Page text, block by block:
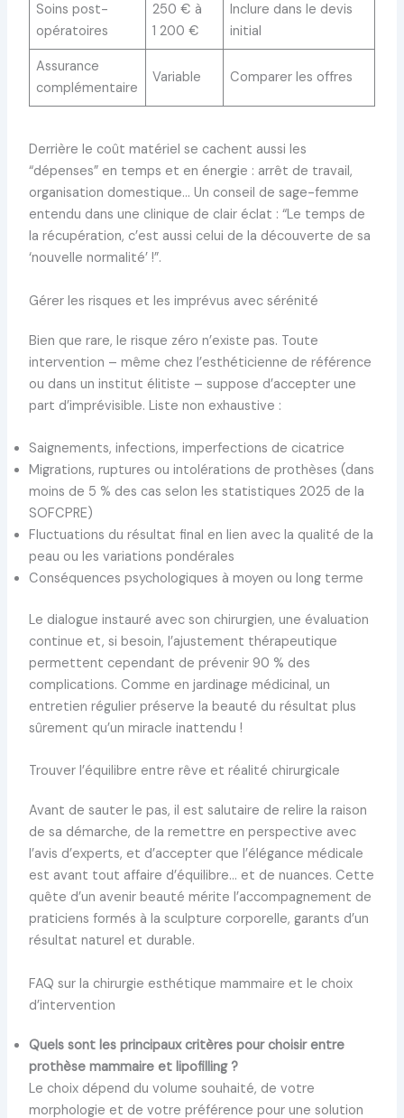
Soins post-
opératoires
250 € à
1 200 €
Inclure dans le devis
initial
Assurance
complémentaire
Variable Comparer les offres
Derrière le coût matériel se cachent aussi les
“dépenses” en temps et en énergie : arrêt de travail,
organisation domestique… Un conseil de sage-femme
entendu dans une clinique de clair éclat : “Le temps de
la récupération, c’est aussi celui de la découverte de sa
‘nouvelle normalité’ !”.
Gérer les risques et les imprévus avec sérénité
Bien que rare, le risque zéro n’existe pas. Toute
intervention – même chez l’esthéticienne de référence
ou dans un institut élitiste – suppose d’accepter une
part d’imprévisible. Liste non exhaustive :
Saignements, infections, imperfections de cicatrice
Migrations, ruptures ou intolérations de prothèses (dans
moins de 5 % des cas selon les statistiques 2025 de la
SOFCPRE)
Fluctuations du résultat final en lien avec la qualité de la
peau ou les variations pondérales
Conséquences psychologiques à moyen ou long terme
Le dialogue instauré avec son chirurgien, une évaluation
continue et, si besoin, l’ajustement thérapeutique
permettent cependant de prévenir 90 % des
complications. Comme en jardinage médicinal, un
entretien régulier préserve la beauté du résultat plus
sûrement qu’un miracle inattendu !
Trouver l’équilibre entre rêve et réalité chirurgicale
Avant de sauter le pas, il est salutaire de relire la raison
de sa démarche, de la remettre en perspective avec
l’avis d’experts, et d’accepter que l’élégance médicale
est avant tout affaire d’équilibre… et de nuances. Cette
quête d’un avenir beauté mérite l’accompagnement de
praticiens formés à la sculpture corporelle, garants d’un
résultat naturel et durable.
FAQ sur la chirurgie esthétique mammaire et le choix
d’intervention
Quels sont les principaux critères pour choisir entre
prothèse mammaire et lipofilling ?
Le choix dépend du volume souhaité, de votre
morphologie et de votre préférence pour une solution